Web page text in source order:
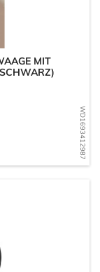
WD1693412987
MIT M